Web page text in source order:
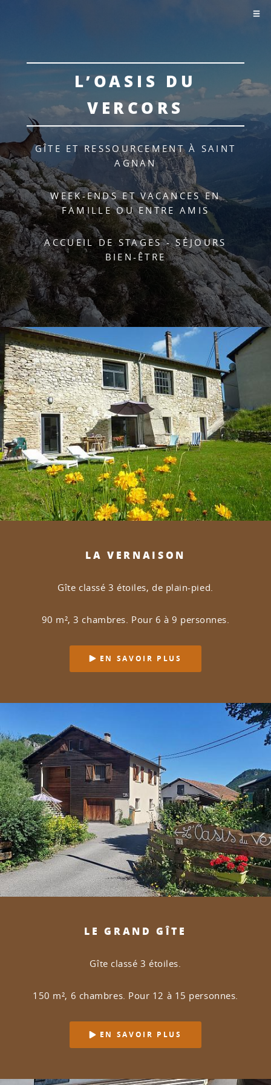
L’OASIS DU
VERCORS
GÎTE ET RESSOURCEMENT À SAINT
AGNAN
WEEK-ENDS ET VACANCES EN
FAMILLE OU ENTRE AMIS
ACCUEIL DE STAGES - SÉJOURS
BIEN-ÊTRE
LA VERNAISON
Gîte classé 3 étoiles, de plain-pied.
90 m², 3 chambres. Pour 6 à 9 personnes.
EN SAVOIR PLUS
LE GRAND GÎTE
Gîte classé 3 étoiles.
150 m², 6 chambres. Pour 12 à 15 personnes.
EN SAVOIR PLUS